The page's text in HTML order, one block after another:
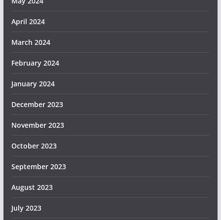
April 2024
March 2024
February 2024
January 2024
December 2023
November 2023
October 2023
September 2023
August 2023
July 2023